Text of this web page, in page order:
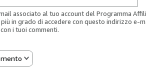
associato al tuo account del Programma
più in grado di accedere con questo indirizzo e-
i tuoi commenti.